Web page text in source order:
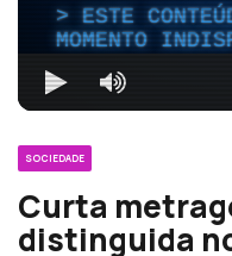
ESTE
MOMENTO
SOCIEDADE
Curta
distinguida